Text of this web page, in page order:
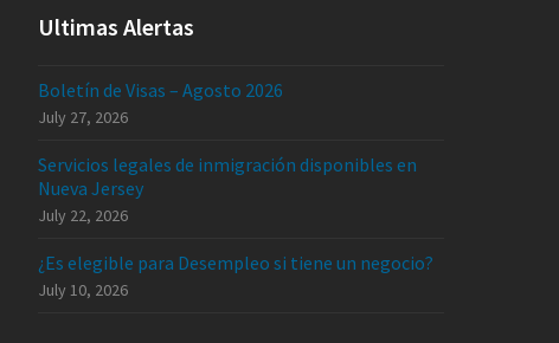
Ultimas Alertas
Boletín de Visas – Agosto 2026
July 27, 2026
Servicios legales de inmigración disponibles en
Nueva Jersey
July 22, 2026
¿Es elegible para Desempleo si tiene un negocio?
July 10, 2026